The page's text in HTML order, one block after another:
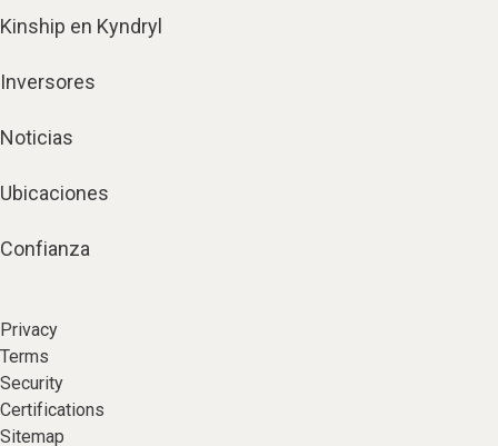
Kinship en Kyndryl
Inversores
Noticias
Ubicaciones
Confianza
Privacy
Terms
Security
Certifications
Sitemap